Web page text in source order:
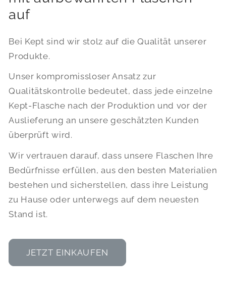
auf
Bei Kept sind wir stolz auf die Qualität unserer
Produkte.
Unser kompromissloser Ansatz zur
Qualitätskontrolle bedeutet, dass jede einzelne
Kept-Flasche nach der Produktion und vor der
Auslieferung an unsere geschätzten Kunden
überprüft wird.
Wir vertrauen darauf, dass unsere Flaschen Ihre
Bedürfnisse erfüllen, aus den besten Materialien
bestehen und sicherstellen, dass ihre Leistung
zu Hause oder unterwegs auf dem neuesten
Stand ist.
JETZT EINKAUFEN